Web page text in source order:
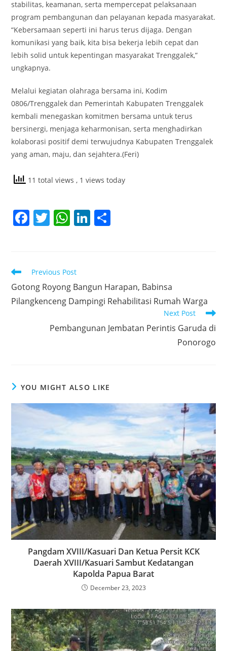
stabilitas, keamanan, serta mempercepat pelaksanaan
program pembangunan dan pelayanan kepada masyarakat.
“Kebersamaan seperti ini harus terus dijaga. Dengan
komunikasi yang baik, kita bisa bekerja lebih cepat dan
lebih solid untuk kepentingan masyarakat Trenggalek,”
ungkapnya.
Melalui kegiatan olahraga bersama ini, Kodim
0806/Trenggalek dan Pemerintah Kabupaten Trenggalek
kembali menegaskan komitmen bersama untuk terus
bersinergi, menjaga keharmonisan, serta menghadirkan
kolaborasi positif demi terwujudnya Kabupaten Trenggalek
yang aman, maju, dan sejahtera.(Feri)
11 total views, 1 views today
F
e
b
o
T
er
W
s
A
p
Li
dI
n
Read
articles
Previous Post
Gotong Royong Bangun Harapan, Babinsa
Pilangkenceng Dampingi Rehabilitasi Rumah Warga
Next Post
Pembangunan Jembatan Perintis Garuda di
Ponorogo
YOU MIGHT ALSO LIKE
Pangdam XVIII/Kasuari Dan Ketua Persit KCK
Daerah XVIII/Kasuari Sambut Kedatangan
Kapolda Papua Barat
December 23, 2023